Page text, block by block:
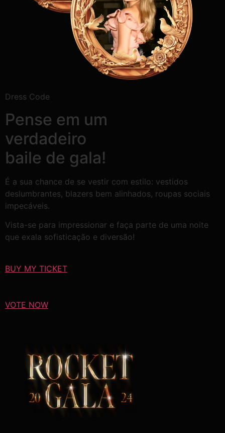
Dress Code
Pense em um
verdadeiro
baile de gala!
É a sua chance de se vestir com estilo: vestidos
deslumbrantes, blazers bem alinhados, roupas sociais
impecáveis.
Vista-se para impressionar e faça parte de uma noite
que exala sofisticação e diversão!
BUY MY TICKET
VOTE NOW